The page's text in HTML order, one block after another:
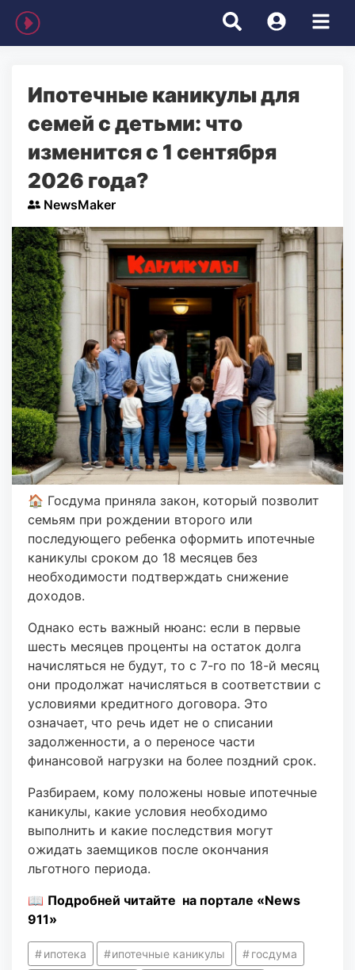
Ипотечные каникулы для
семей с детьми: что
изменится с 1 сентября
2026 года?
NewsMaker
🏠 Госдума приняла закон, который позволит
семьям при рождении второго или
последующего ребенка оформить ипотечные
каникулы сроком до 18 месяцев без
необходимости подтверждать снижение
доходов.
Однако есть важный нюанс: если в первые
шесть месяцев проценты на остаток долга
начисляться не будут, то с 7-го по 18-й месяц
они продолжат начисляться в соответствии с
условиями кредитного договора. Это
означает, что речь идет не о списании
задолженности, а о переносе части
финансовой нагрузки на более поздний срок.
Разбираем, кому положены новые ипотечные
каникулы, какие условия необходимо
выполнить и какие последствия могут
ожидать заемщиков после окончания
льготного периода.
📖 Подробней читайте на портале «News
911»
ипотека ипотечные каникулы госдума